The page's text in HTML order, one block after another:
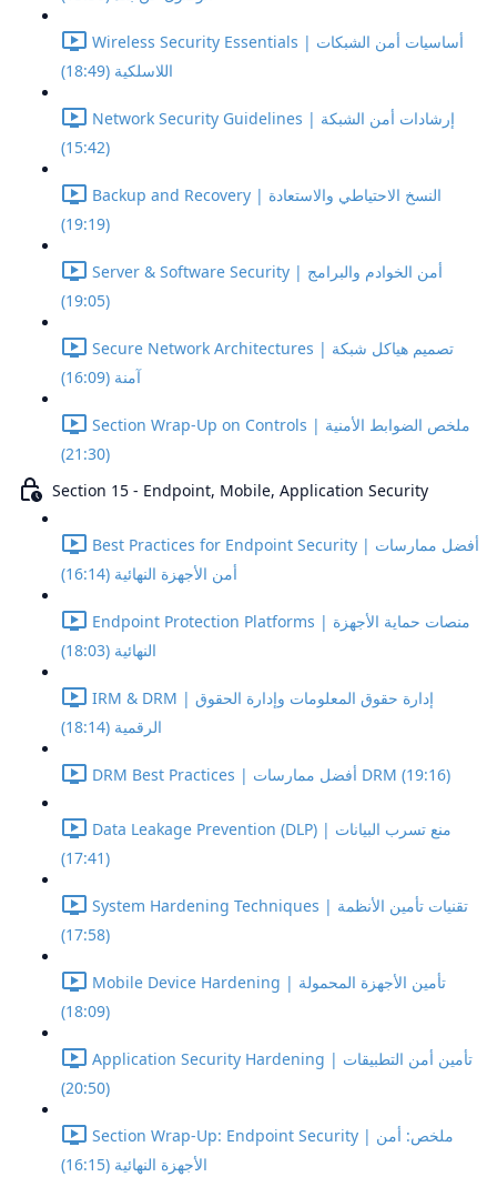
Wireless Security Essentials | أساسيات أمن الشبكات
اللاسلكية (18:49)
Network Security Guidelines | إرشادات أمن الشبكة
(15:42)
Backup and Recovery | النسخ الاحتياطي والاستعادة
(19:19)
Server & Software Security | أمن الخوادم والبرامج
(19:05)
Secure Network Architectures | تصميم هياكل شبكة
آمنة (16:09)
Section Wrap-Up on Controls | ملخص الضوابط الأمنية
(21:30)
Section 15 - Endpoint, Mobile, Application Security
Best Practices for Endpoint Security | أفضل ممارسات
أمن الأجهزة النهائية (16:14)
Endpoint Protection Platforms | منصات حماية الأجهزة
النهائية (18:03)
IRM & DRM | إدارة حقوق المعلومات وإدارة الحقوق
الرقمية (18:14)
DRM Best Practices | أفضل ممارسات DRM (19:16)
Data Leakage Prevention (DLP) | منع تسرب البيانات
(17:41)
System Hardening Techniques | تقنيات تأمين الأنظمة
(17:58)
Mobile Device Hardening | تأمين الأجهزة المحمولة
(18:09)
Application Security Hardening | تأمين أمن التطبيقات
(20:50)
Section Wrap-Up: Endpoint Security | ملخص: أمن
الأجهزة النهائية (16:15)